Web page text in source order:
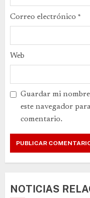
Correo electrónico *
Web
Guardar mi
este navegador
comentario.
NOTICIAS